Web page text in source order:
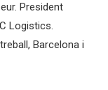
President
Logistics.
Barcelona i